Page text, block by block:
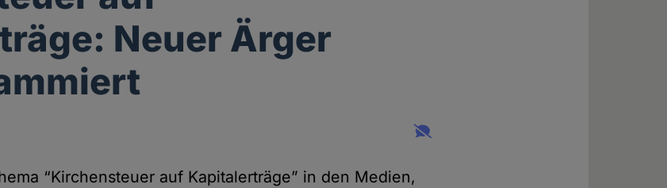
Neuer Ärger
“Kirchensteuer auf Kapitalerträge” in den Medien,